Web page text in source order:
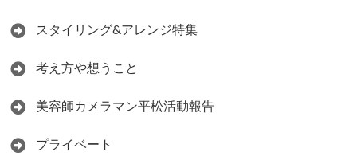
スタイリング&アレンジ特集
考え方や想うこと
美容師カメラマン平松活動報告
プライベート